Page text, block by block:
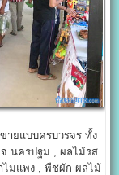
ายแบบครบวรจร ทั้ง
.นครปฐม , ผลไม้รส
ไม่แพง , พืชผัก ผลไม้